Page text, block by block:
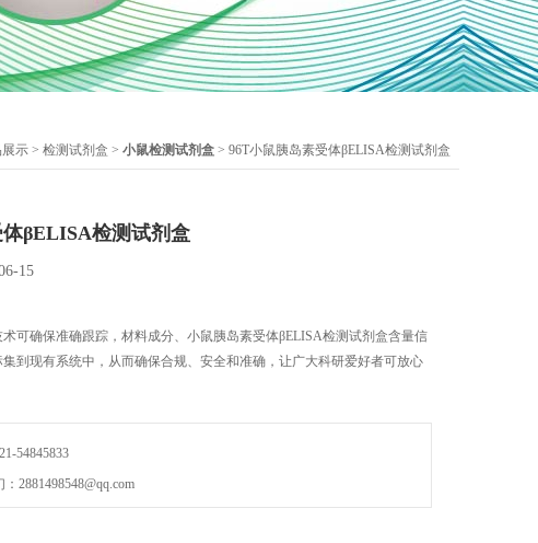
展示 > 检测试剂盒 > 小鼠检测试剂盒 > 96T小鼠胰岛素受体βELISA检测试剂盒
βELISA检测试剂盒
15
可确保准确跟踪，材料成分、小鼠胰岛素受体βELISA检测试剂盒含量信
到现有系统中，从而确保合规、安全和准确，让广大科研爱好者可放心
54845833
2881498548@qq.com